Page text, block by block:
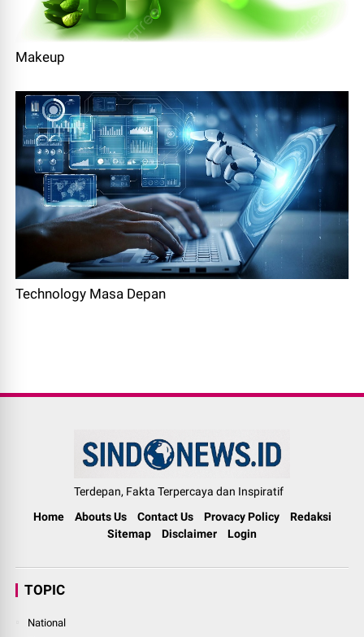
Makeup
Technology Masa Depan
Terdepan, Fakta Terpercaya dan Inspiratif
Home
Abouts Us Contact Us Provacy Policy
Redaksi
Sitemap
Disclaimer Login
TOPIC
National